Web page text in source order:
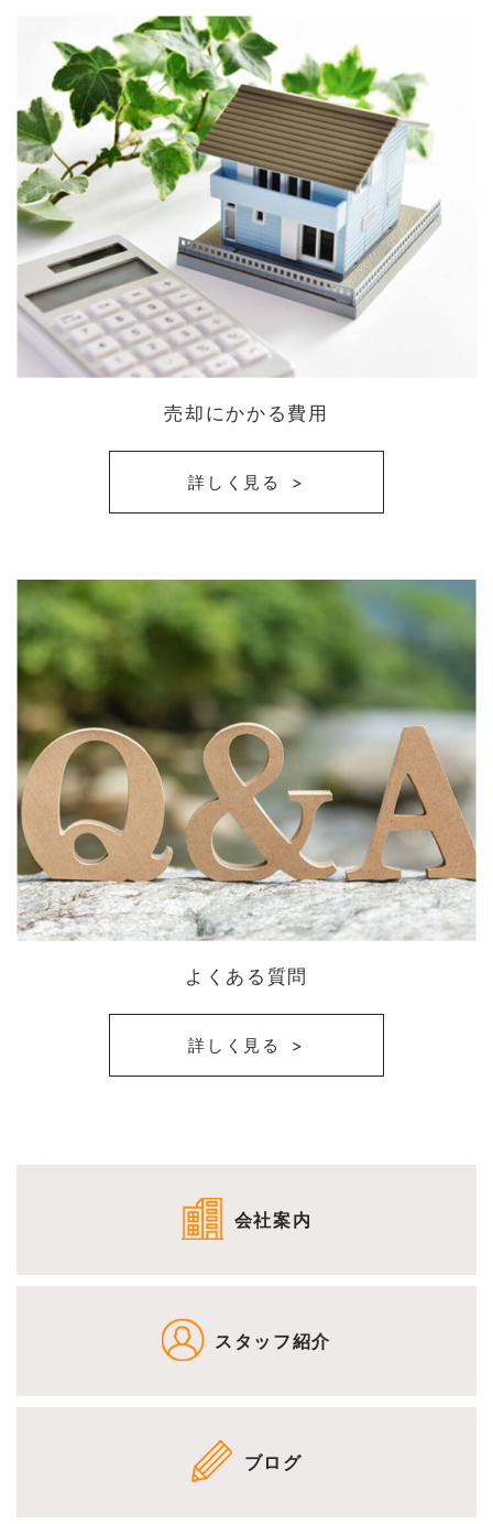
売却にかかる費用
詳しく見る
よくある質問
詳しく見る
会社案内
スタッフ紹介
ブログ